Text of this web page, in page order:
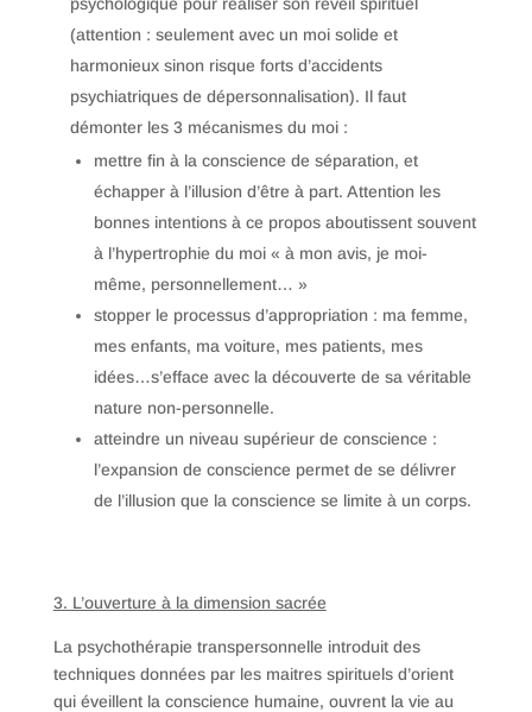
(attention : seulement avec un moi solide et
harmonieux sinon risque forts d’accidents
psychiatriques de dépersonnalisation). Il faut
démonter les 3 mécanismes du moi :
mettre fin à la conscience de séparation, et
échapper à l’illusion d’être à part. Attention les
bonnes intentions à ce propos aboutissent souvent
à l’hypertrophie du moi « à mon avis, je moi-
même, personnellement… »
stopper le processus d’appropriation : ma femme,
mes enfants, ma voiture, mes patients, mes
idées…s’efface avec la découverte de sa véritable
nature non-personnelle.
atteindre un niveau supérieur de conscience :
l’expansion de conscience permet de se délivrer
de l’illusion que la conscience se limite à un corps.
3. L’ouverture à la dimension sacrée
La psychothérapie transpersonnelle introduit des
techniques données par les maitres spirituels d’orient
qui éveillent la conscience humaine, ouvrent la vie au